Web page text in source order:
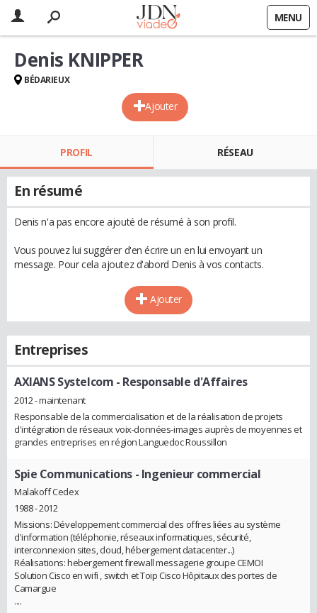
MENU
Ajouter
Denis KNIPPER
BÉDARIEUX
PROFIL RÉSEAU
En résumé
Denis n'a pas encore ajouté de résumé à son profil.
Vous pouvez lui suggérer d'en écrire un en lui envoyant un
message. Pour cela ajoutez d'abord Denis à vos contacts.
Ajouter
Entreprises
AXIANS Systelcom - Responsable d'Affaires
2012 - maintenant
Responsable de la commercialisation et de la réalisation de projets
d'intégration de réseaux voix-données-images auprès de moyennes et
grandes entreprises en région Languedoc Roussillon
Spie Communications - Ingenieur commercial
Malakoff Cedex
1988 - 2012
Missions: Développement commercial des offres liées au système
d'information (téléphonie, réseaux informatiques, sécurité,
interconnexion sites, cloud, hébergement datacenter...)
Réalisations: hebergement firewall messagerie groupe CEMOI
Solution Cisco en wifi , switch et Toip Cisco Hôpitaux des portes de
Camargue
....